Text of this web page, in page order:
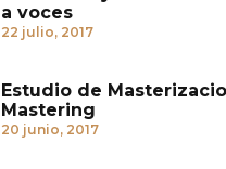
a voces
22 julio, 2017
Estudio de
Mastering
20 junio, 2017